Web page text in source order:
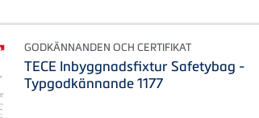
GODKÄNNANDEN OCH CERTIFIKAT
TECE Inbyggnadsfixtur Safetybag -
Typgodkännande 1177